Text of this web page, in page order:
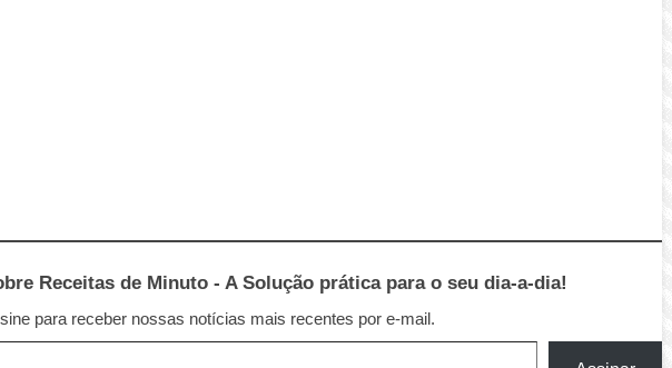
Receitas de Minuto - A Solução prática para o seu dia-a-dia!
para receber nossas notícias mais recentes por e-mail.